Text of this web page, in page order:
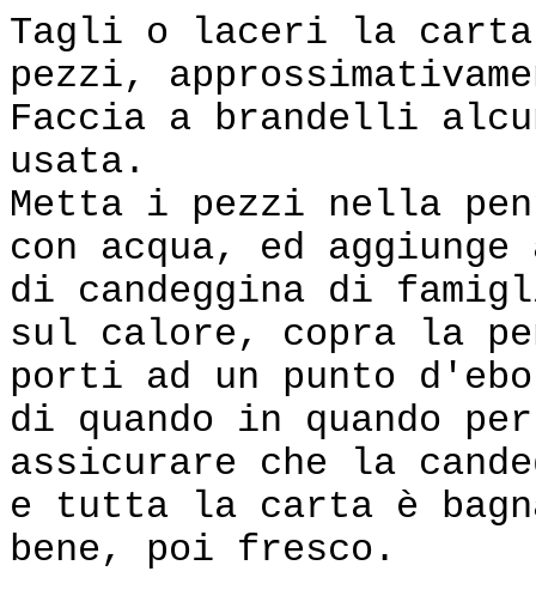
Tagli o laceri la
pezzi,
Faccia a brandelli
usata.
Metta i pezzi nella
con acqua, ed
di candeggina di
sul calore, copra la
porti ad un punto
di quando in quando
assicurare che la
e tutta la carta è
bene, poi fresco.